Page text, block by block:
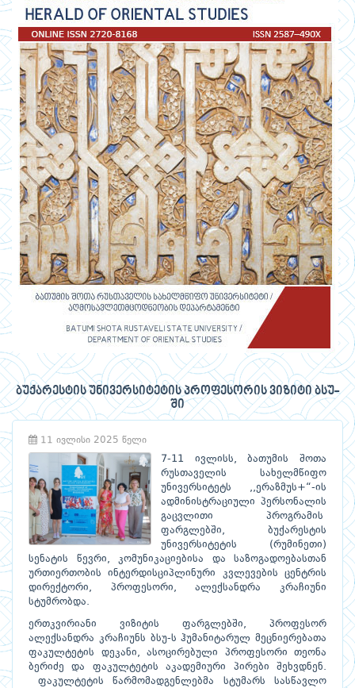
ბუქარესტის უნივერსიტეტის პროფესორის ვიზიტი ბსუ-
ში
11 ივლისი 2025 წელი
7-11 ივლისს, ბათუმის შოთა
რუსთაველის სახელმწიფო
უნივერსიტეტს ,,ერაზმუს+“-ის
ადმინისტრაციული პერსონალის
გაცვლითი პროგრამის
ფარგლებში, ბუქარესტის
უნივერსიტეტის (რუმინეთი)
სენატის წევრი, კომუნიკაციებისა და საზოგადოებასთან
ურთიერთობის ინტერდისციპლინური კვლევების ცენტრის
დირექტორი, პროფესორი, ალექსანდრა კრაჩიუნი
სტუმრობდა.
ერთკვირიანი ვიზიტის ფარგლებში, პროფესორ
ალექსანდრა კრაჩიუნს ბსუ-ს ჰუმანიტარულ მეცნიერებათა
ფაკულტეტის დეკანი, ასოცირებული პროფესორი თეონა
ბერიძე და ფაკულტეტის აკადემიური პირები შეხვდნენ.
ფაკულტეტის წარმომადგენლებმა სტუმარს სასწავლო